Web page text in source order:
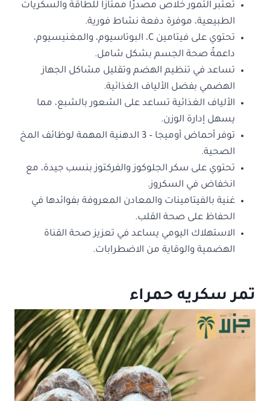
تعتبر التمور خلاص مصدرًا ممتازًا للطاقة والسكريات
الطبيعية، موفرة دفعة نشاط فورية.
تحتوي على فيتامين C، البوتاسيوم، والمغنيسيوم،
داعمةً صحة الجسم بشكل شامل.
تساعد في تنظيم الهضم وتقليل مشاكل الجهاز
الهضمي بفضل الألياف الغذائية.
الألياف الغذائية تساعد على الشعور بالشبع، مما
يسهل إدارة الوزن.
توفر أحماض أوميجا – 3 الدهنية المهمة لوظائف المخ
الصحية.
تحتوي على سكر الجلوكوز والفركتوز بنسب جيدة، مع
انخفاض في السكروز.
غنية بالفيتامينات والمعادن المعروفة بفوائدها في
الحفاظ على صحة القلب.
الاستهلاك اليومي يساعد في تعزيز صحة القناة
الهضمية والوقاية من الاضطرابات.
تمر سكريه حمراء